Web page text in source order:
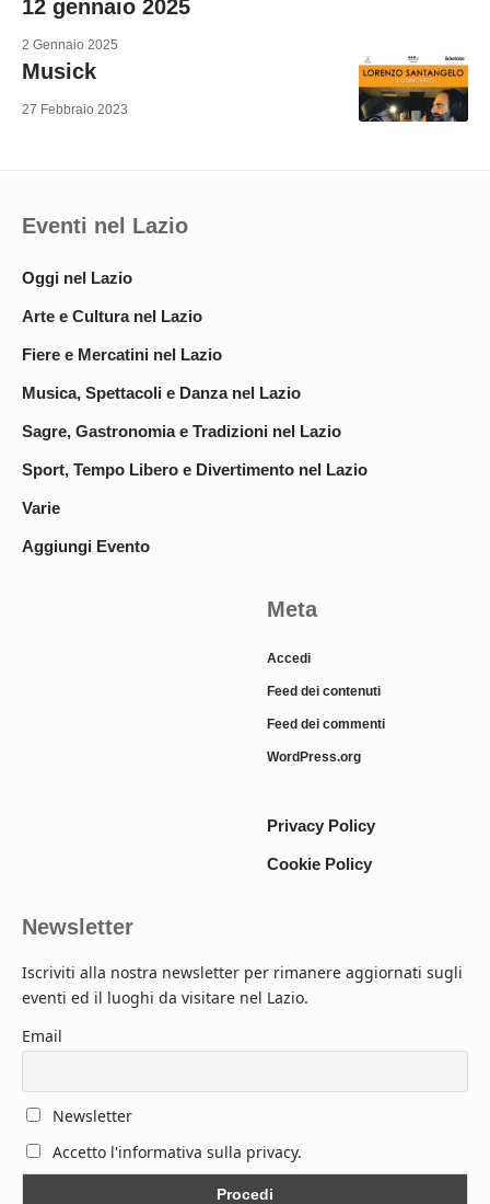
12 gennaio 2025
2 Gennaio 2025
Musick
27 Febbraio 2023
Eventi nel Lazio
Oggi nel Lazio
Arte e Cultura nel Lazio
Fiere e Mercatini nel Lazio
Musica, Spettacoli e Danza nel Lazio
Sagre, Gastronomia e Tradizioni nel Lazio
Sport, Tempo Libero e Divertimento nel Lazio
Varie
Aggiungi Evento
Meta
Accedi
Feed dei contenuti
Feed dei commenti
WordPress.org
Privacy Policy
Cookie Policy
Newsletter
Iscriviti alla nostra newsletter per rimanere aggiornati sugli
eventi ed il luoghi da visitare nel Lazio.
Email
Newsletter
Accetto l'informativa sulla privacy.